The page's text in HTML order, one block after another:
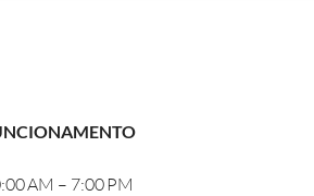
AM – 7:00 PM